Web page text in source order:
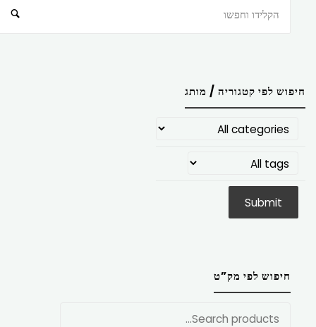
חיפוש לפי קטגוריה / מותג
חיפוש לפי מק”ט